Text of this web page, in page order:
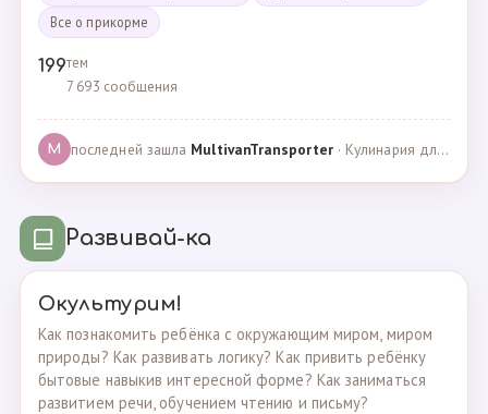
Все о прикорме
199тем
7 693 сообщения
M последней зашла MultivanTransporter· Кулинария для более старших · 24.10.2024
Развивай-ка
Окультурим!
Как познакомить ребёнка с окружающим миром, миром
природы? Как развивать логику? Как привить ребёнку
бытовые навыкив интересной форме? Как заниматься
развитием речи, обучением чтению и письму?